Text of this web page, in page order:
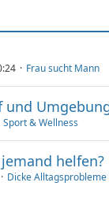
Frau sucht Mann
und
Sport & Wellness
helfen?
Dicke Alltagsprobleme